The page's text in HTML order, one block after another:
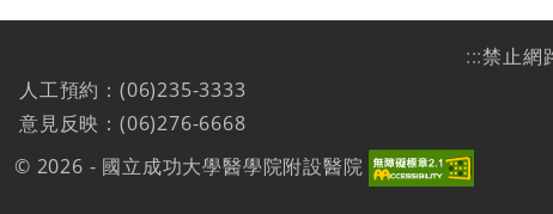
:::禁止網
人工預約：(06)235-3333
意見反映：(06)276-6668
© 2026 - 國立成功大學醫學院附設醫院